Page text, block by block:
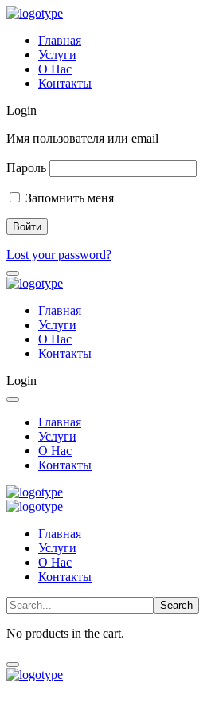
Главная
Услуги
О Нас
Контакты
Login
Имя пользователя или email
Пароль
Запомнить меня
Lost your password?
Главная
Услуги
О Нас
Контакты
Login
Главная
Услуги
О Нас
Контакты
Главная
Услуги
О Нас
Контакты
No products in the cart.